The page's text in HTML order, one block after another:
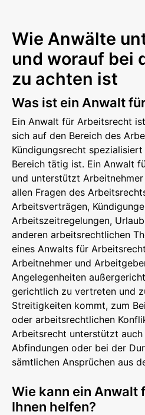
Wie Anwälte
und worauf bei
zu achten ist
Was ist ein Anwalt
Ein Anwalt für Arbeitsrecht
sich auf den Bereich des
Kündigungsrecht
Bereich tätig ist. Ein Anwalt
und unterstützt
allen Fragen des
Arbeitsverträgen,
Arbeitszeitregelungen,
anderen arbeitsrechtlichen
eines Anwalts für
Arbeitnehmer und
Angelegenheiten
gerichtlich zu vertreten und
Streitigkeiten kommt, zum
oder arbeitsrechtlichen
Arbeitsrecht unterstützt
Abfindungen oder bei der
sämtlichen Ansprüchen aus
Wie kann ein
Ihnen helfen?